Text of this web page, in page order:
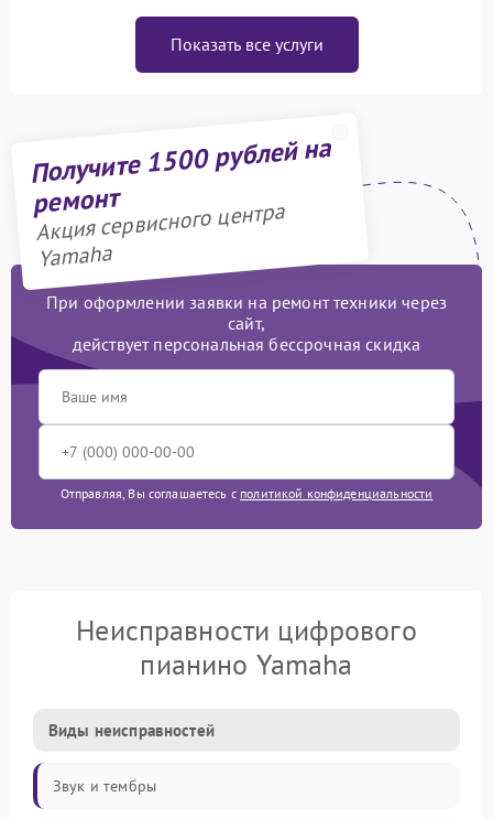
Показать все услуги
Получите 1500 рублей на
ремонт
Акция сервисного центра
Yamaha
При оформлении заявки на ремонт техники через
сайт,
действует персональная бессрочная скидка
Отправляя, Вы соглашаетесь с политикой конфиденциальности
Неисправности цифрового
пианино Yamaha
Виды неисправностей
Звук и тембры